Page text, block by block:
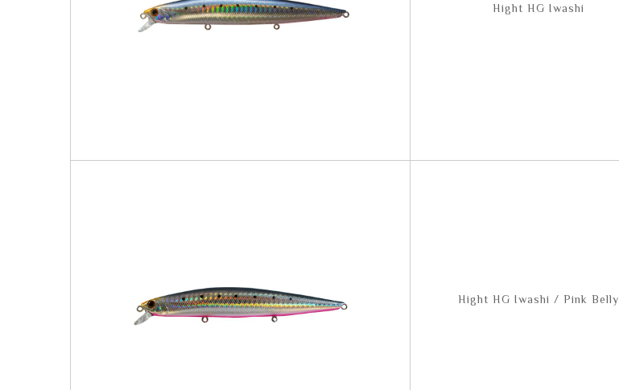
Hight HG Iwashi
Hight HG Iwashi / Pink Belly